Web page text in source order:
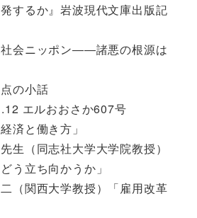
発するか』岩波現代文庫出版記
会ニッポン――諸悪の根源は
の小話
エルおおさか607号
済と働き方」
生（同志社大学大学院教授）
う立ち向かうか」
（関西大学教授）「雇用改革